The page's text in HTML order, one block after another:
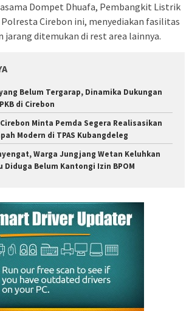
Dompet Dhuafa, Pembangkit Listrik
Cirebon ini, menyediakan fasilitas
jarang ditemukan di rest area lainnya.
Belum Tergarap, Dinamika Dukungan
di Cirebon
Minta Pemda Segera Realisasikan
Modern di TPAS Kubangdeleg
Warga Jungjang Wetan Keluhkan
Diduga Belum Kantongi Izin BPOM